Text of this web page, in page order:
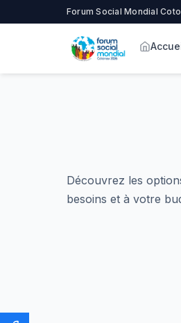
Forum Social Mondial
Découvrez les
besoins et à votre